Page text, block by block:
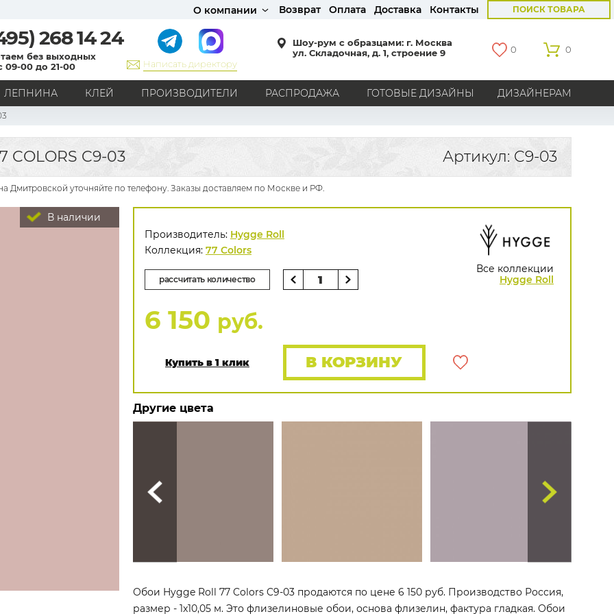
О компании Возврат Оплата Доставка Контакты ПОИСК ТОВАРА
268 14 24
без выходных
09-00 до 21-00
Написать директору
Шоу-рум с образцами: г. Москва
ул. Складочная, д. 1, строение 9
0 0
ЛЕПНИНА КЛЕЙ ПРОИЗВОДИТЕЛИ РАСПРОДАЖА ГОТОВЫЕ ДИЗАЙНЫ ДИЗАЙНЕРАМ
Кантри
Модерн Прованс Хай-тек
Лофт
Классика
Английский стиль
Америка
Англия Бельгия
Германия
Голландия
Россия Все страны
РИСУНОК
Граффити
Карта мира
С надписями
Однотонные
Цветы
Дамаск
Все рисунки
БРЕНДЫ
Aura
Bernardo Bartalucci
Zambaiti
AS Creation
Hygge Roll
Grandeco
ПОКАЗАТЬ ВСЕ ОБОИ
COLORS C9-03 Артикул: C9-03
Дмитровской уточняйте по телефону. Заказы доставляем по Москве и РФ.
В наличии
Все коллекции
Hygge Roll
Производитель: Hygge Roll
Коллекция: 77 Colors
рассчитать количество
6 150 руб.
Купить в 1 клик В КОРЗИНУ
Другие цвета
Обои Hygge Roll 77 Colors C9-03 продаются по цене 6 150 руб. Производство Россия,
размер - 1x10,05 м. Это флизелиновые обои, основа флизелин, фактура гладкая. Обои